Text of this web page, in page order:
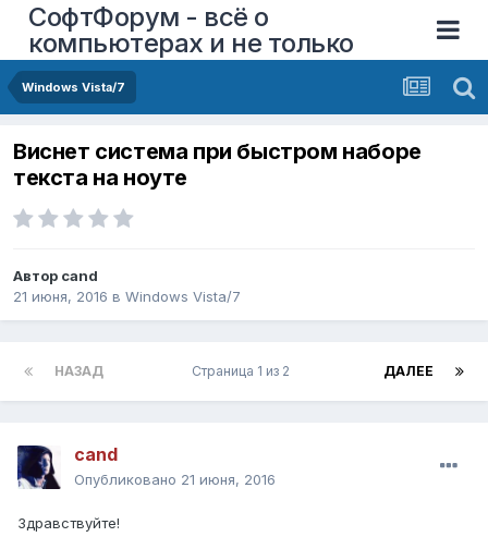
СофтФорум - всё о
компьютерах и не только
Windows Vista/7
Виснет система при быстром наборе
текста на ноуте
Автор cand
21 июня, 2016 в Windows Vista/7
НАЗАД ДАЛЕЕ
Страница 1 из 2
cand
Опубликовано 21 июня, 2016
Здравствуйте!